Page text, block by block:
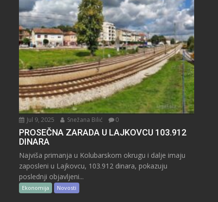
Jul 9, 2025 Snežana Bilić 0
PROSEČNA ZARADA U LAJKOVCU 103.912
DINARA
Najviša primanja u Kolubarskom okrugu i dalje imaju
zaposleni u Lajkovcu, 103.912 dinara, pokazuju
poslednji objavljeni...
Ekonomija Novosti